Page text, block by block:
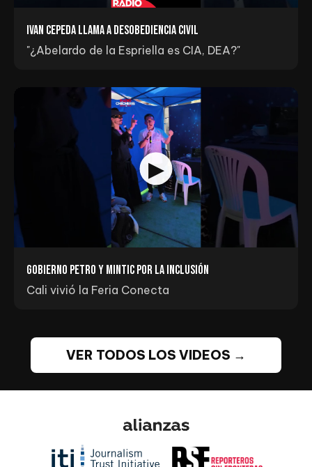
Ivan Cepeda llama a Desobediencia Civil
"¿Abelardo de la Espriella es CIA, DEA?"
Gobierno Petro y MINTIC por la inclusión
Cali vivió la Feria Conecta
VER TODOS LOS VIDEOS →